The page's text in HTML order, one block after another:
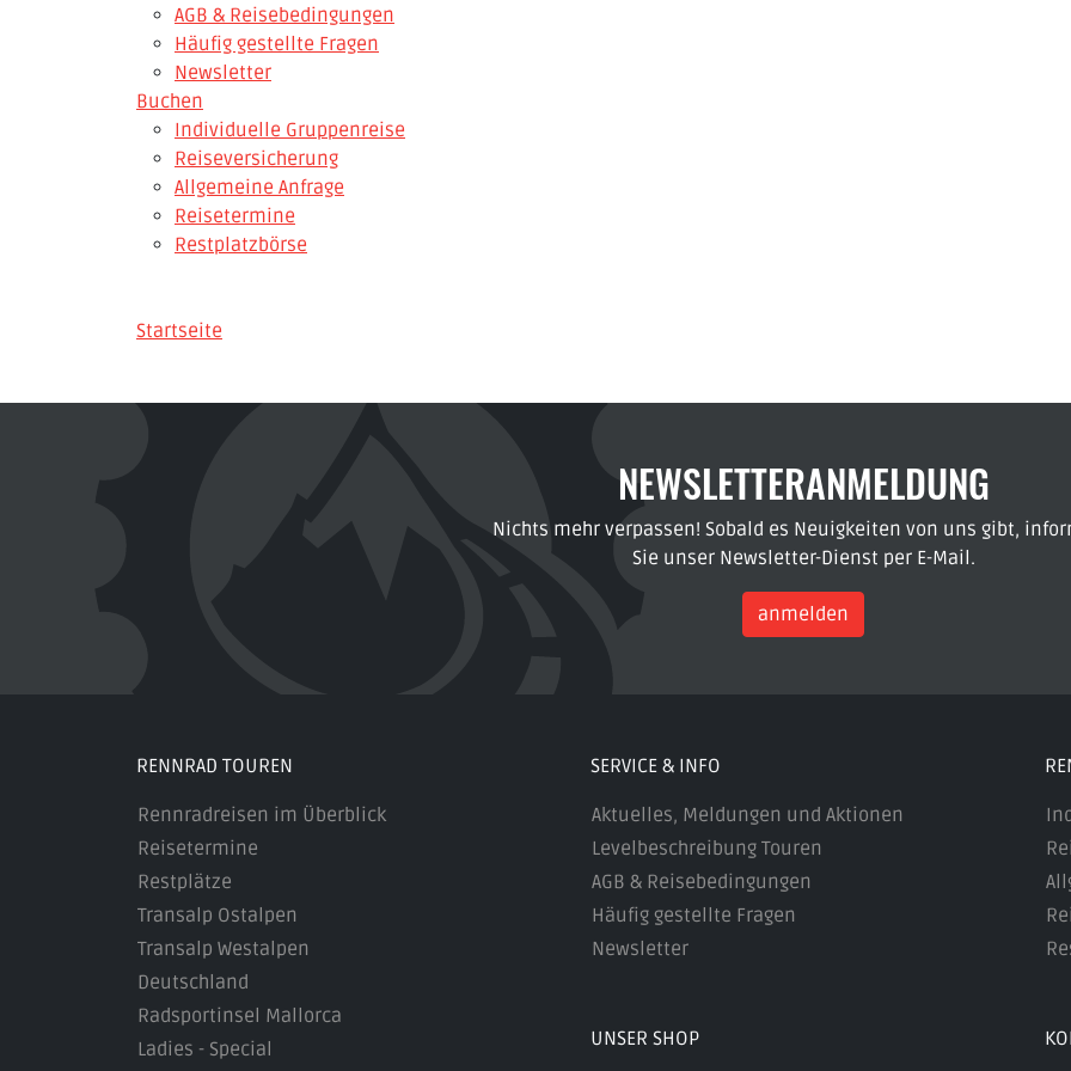
AGB & Reisebedingungen
Häufig gestellte Fragen
Newsletter
Buchen
Individuelle Gruppenreise
Reiseversicherung
Allgemeine Anfrage
Reisetermine
Restplatzbörse
Startseite
NEWSLETTERANMELDUNG
Nichts mehr verpassen! Sobald es Neuigkeiten von uns gibt,
Sie unser Newsletter-Dienst per E-Mail.
anmelden
RENNRAD TOUREN
Rennradreisen im Überblick
Reisetermine
Restplätze
Transalp Ostalpen
Transalp Westalpen
Deutschland
Radsportinsel Mallorca
Ladies - Special
SERVICE & INFO
Aktuelles, Meldungen und Aktionen
Levelbeschreibung Touren
AGB & Reisebedingungen
Häufig gestellte Fragen
Newsletter
UNSER SHOP